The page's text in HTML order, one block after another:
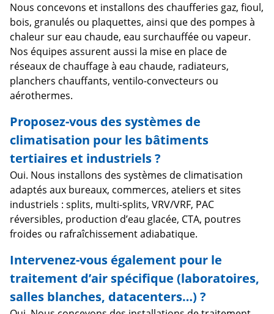
Nous concevons et installons des chaufferies gaz, fioul,
bois, granulés ou plaquettes, ainsi que des pompes à
chaleur sur eau chaude, eau surchauffée ou vapeur.
Nos équipes assurent aussi la mise en place de
réseaux de chauffage à eau chaude, radiateurs,
planchers chauffants, ventilo-convecteurs ou
aérothermes.
Proposez-vous des systèmes de
climatisation pour les bâtiments
tertiaires et industriels ?
Oui. Nous installons des systèmes de climatisation
adaptés aux bureaux, commerces, ateliers et sites
industriels : splits, multi-splits, VRV/VRF, PAC
réversibles, production d’eau glacée, CTA, poutres
froides ou rafraîchissement adiabatique.
Intervenez-vous également pour le
traitement d’air spécifique (laboratoires,
salles blanches, datacenters…) ?